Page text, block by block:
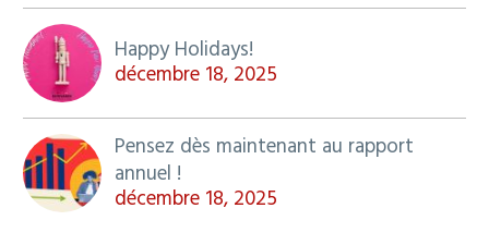
Happy Holidays!
décembre 18, 2025
Pensez dès maintenant au rapport
annuel !
décembre 18, 2025